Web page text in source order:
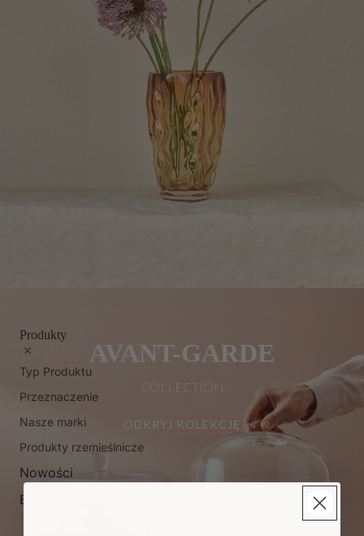
Produkty
Typ Produktu
Przeznaczenie
Nasze marki
Produkty rzemieślnicze
Nowości
Bestsellery
AVANT-GARDE
COLLECTION
ODKRYJ KOLEKCJĘ